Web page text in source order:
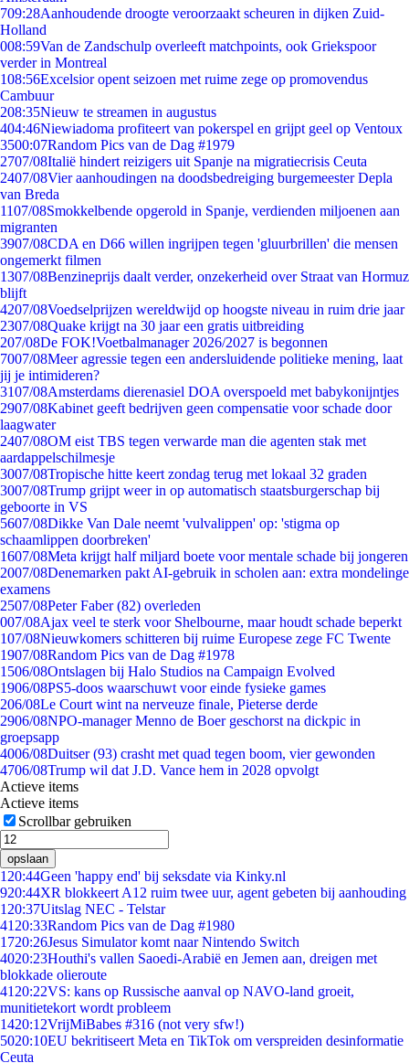
709:28Aanhoudende droogte veroorzaakt scheuren in dijken Zuid-
Holland
008:59Van de Zandschulp overleeft matchpoints, ook Griekspoor
verder in Montreal
108:56Excelsior opent seizoen met ruime zege op promovendus
Cambuur
208:35Nieuw te streamen in augustus
404:46Niewiadoma profiteert van pokerspel en grijpt geel op Ventoux
3500:07Random Pics van de Dag #1979
2707/08Italië hindert reizigers uit Spanje na migratiecrisis Ceuta
2407/08Vier aanhoudingen na doodsbedreiging burgemeester Depla
van Breda
1107/08Smokkelbende opgerold in Spanje, verdienden miljoenen aan
migranten
3907/08CDA en D66 willen ingrijpen tegen 'gluurbrillen' die mensen
ongemerkt filmen
1307/08Benzineprijs daalt verder, onzekerheid over Straat van Hormuz
blijft
4207/08Voedselprijzen wereldwijd op hoogste niveau in ruim drie jaar
2307/08Quake krijgt na 30 jaar een gratis uitbreiding
207/08De FOK!Voetbalmanager 2026/2027 is begonnen
7007/08Meer agressie tegen een andersluidende politieke mening, laat
jij je intimideren?
3107/08Amsterdams dierenasiel DOA overspoeld met babykonijntjes
2907/08Kabinet geeft bedrijven geen compensatie voor schade door
laagwater
2407/08OM eist TBS tegen verwarde man die agenten stak met
aardappelschilmesje
3007/08Tropische hitte keert zondag terug met lokaal 32 graden
3007/08Trump grijpt weer in op automatisch staatsburgerschap bij
geboorte in VS
5607/08Dikke Van Dale neemt 'vulvalippen' op: 'stigma op
schaamlippen doorbreken'
1607/08Meta krijgt half miljard boete voor mentale schade bij jongeren
2007/08Denemarken pakt AI-gebruik in scholen aan: extra mondelinge
examens
2507/08Peter Faber (82) overleden
007/08Ajax veel te sterk voor Shelbourne, maar houdt schade beperkt
107/08Nieuwkomers schitteren bij ruime Europese zege FC Twente
1907/08Random Pics van de Dag #1978
1506/08Ontslagen bij Halo Studios na Campaign Evolved
1906/08PS5-doos waarschuwt voor einde fysieke games
206/08Le Court wint na nerveuze finale, Pieterse derde
2906/08NPO-manager Menno de Boer geschorst na dickpic in
groepsapp
4006/08Duitser (93) crasht met quad tegen boom, vier gewonden
4706/08Trump wil dat J.D. Vance hem in 2028 opvolgt
Actieve items
Actieve items
Scrollbar gebruiken
opslaan
1 20:44Geen 'happy end' bij seksdate via Kinky.nl
920:44XR blokkeert A12 ruim twee uur, agent gebeten bij aanhouding
1 20:37Uitslag NEC - Telstar
41 20:33Random Pics van de Dag #1980
1720:26Jesus Simulator komt naar Nintendo Switch
4020:23Houthi's vallen Saoedi-Arabië en Jemen aan, dreigen met
blokkade olieroute
41 20:22VS: kans op Russische aanval op NAVO-land groeit,
munitietekort wordt probleem
1420:12VrijMiBabes #316 (not very sfw!)
5020:10EU bekritiseert Meta en TikTok om verspreiden desinformatie
Ceuta